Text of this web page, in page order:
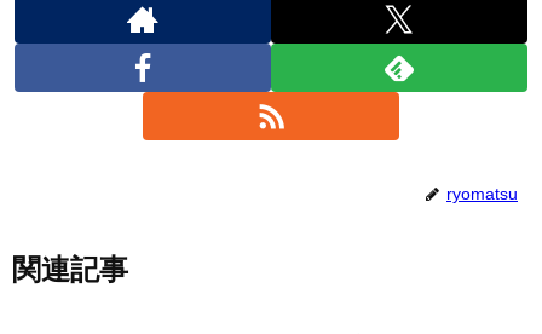
ryomatsu
関連記事